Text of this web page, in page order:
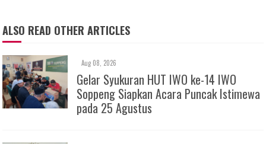
ALSO READ OTHER ARTICLES
Aug 08, 2026
Gelar Syukuran HUT IWO ke-14 IWO
Soppeng Siapkan Acara Puncak Istimewa
pada 25 Agustus